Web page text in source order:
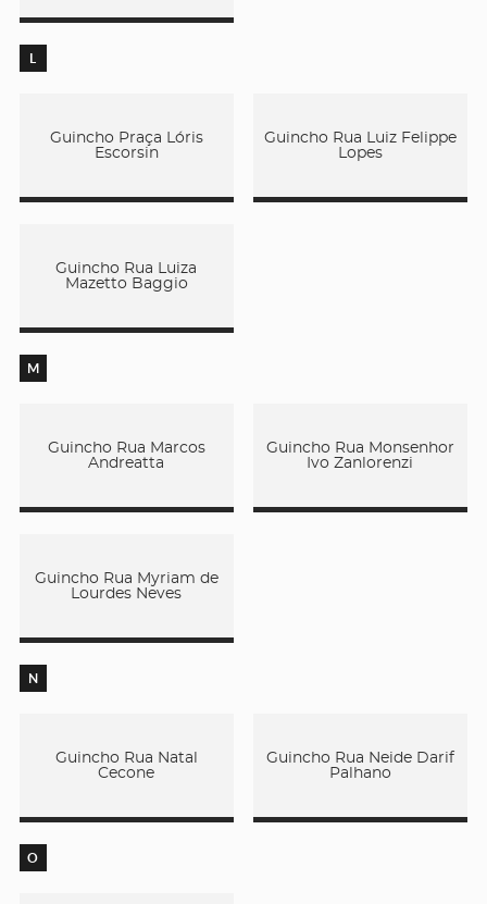
L
Guincho Praça Lóris
Escorsin
Guincho Rua Luiz Felippe
Lopes
Guincho Rua Luiza
Mazetto Baggio
M
Guincho Rua Marcos
Andreatta
Guincho Rua Monsenhor
Ivo Zanlorenzi
Guincho Rua Myriam de
Lourdes Neves
N
Guincho Rua Natal
Cecone
Guincho Rua Neide Darif
Palhano
O